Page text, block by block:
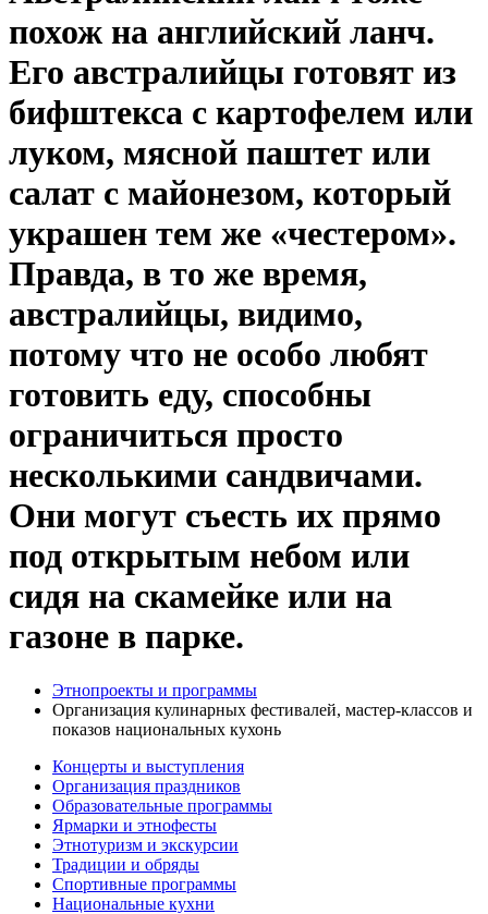
похож на английский ланч.
Его австралийцы готовят из
бифштекса с картофелем или
луком, мясной паштет или
салат с майонезом, который
украшен тем же «честером».
Правда, в то же время,
австралийцы, видимо,
потому что не особо любят
готовить еду, способны
ограничиться просто
несколькими сандвичами.
Они могут съесть их прямо
под открытым небом или
сидя на скамейке или на
газоне в парке.
Этнопроекты и программы
Организация кулинарных фестивалей, мастер-классов и
показов национальных кухонь
Концерты и выступления
Организация праздников
Образовательные программы
Ярмарки и этнофесты
Этнотуризм и экскурсии
Традиции и обряды
Спортивные программы
Национальные кухни